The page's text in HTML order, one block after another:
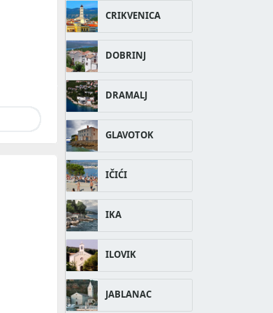
CRIKVENICA
DOBRINJ
DRAMALJ
GLAVOTOK
IČIĆI
IKA
ILOVIK
JABLANAC